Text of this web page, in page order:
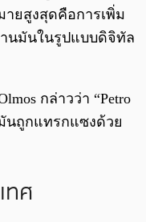
ายสูงสุดคือการเพิ่ม
านมันในรูปแบบดิจิทัล
กล่าวว่า “Petro
นถูกแทรกแซงด้วย
ทศ